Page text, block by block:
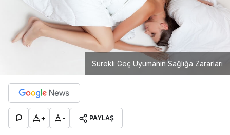
Sürekli Geç Uyumanın Sağlığa Zararları
+ - PAYLAŞ